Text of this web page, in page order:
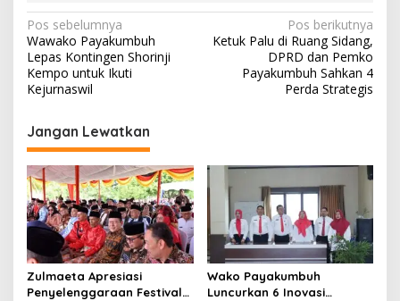
N
a
v
i
g
a
s
i
p
o
s
Pos sebelumnya
Wawako Payakumbuh
Lepas Kontingen Shorinji
Kempo untuk Ikuti
Kejurnaswil
Pos berikutnya
Ketuk Palu di Ruang Sidang,
DPRD dan Pemko
Payakumbuh Sahkan 4
Perda Strategis
Jangan Lewatkan
Zulmaeta Apresiasi
Penyelenggaraan Festival
Wako Payakumbuh
Luncurkan 6 Inovasi